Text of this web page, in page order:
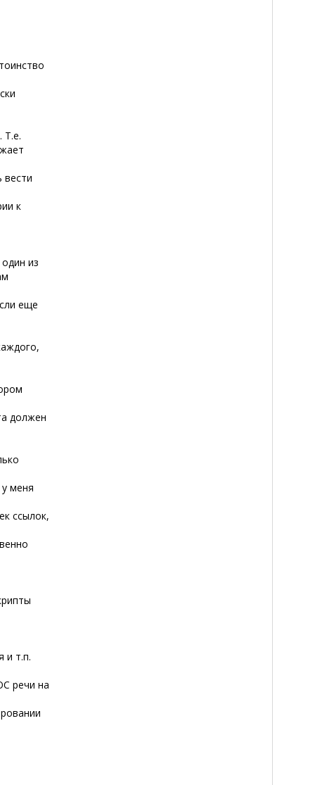
Т.е.
к
из
еще
должен
меня
ссылок,
и т.п.
речи на